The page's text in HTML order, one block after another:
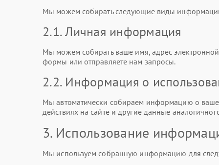
Мы можем собирать следующие виды
2.1. Личная информация
Мы можем собирать ваше имя, адрес
формы или отправляете нам запросы.
2.2. Информация о
Мы автоматически собираем информацию о
действиях на сайте и другие данные
3. Использование
Мы используем собранную информацию для